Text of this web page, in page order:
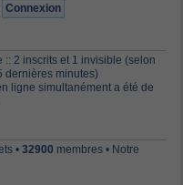
:: 2 inscrits et 1 invisible (selon
dernières minutes)
ligne simultanément a été de
• 32900 membres • Notre